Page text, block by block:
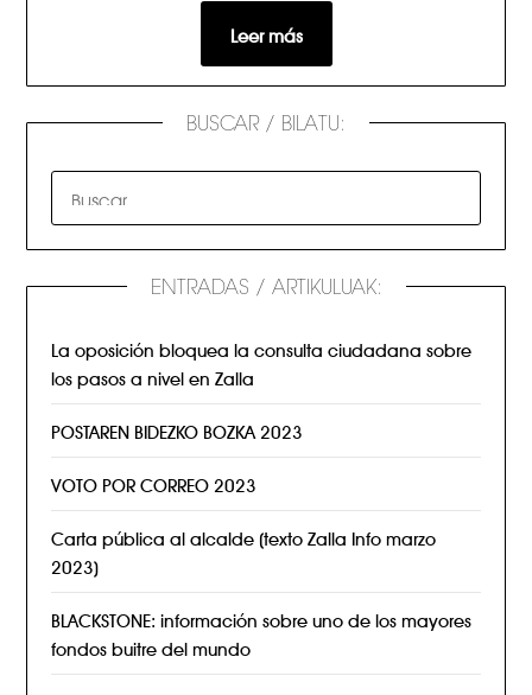
Leer más
BUSCAR / BILATU:
ENTRADAS / ARTIKULUAK:
La oposición bloquea la consulta ciudadana sobre
los pasos a nivel en Zalla
POSTAREN BIDEZKO BOZKA 2023
VOTO POR CORREO 2023
Carta pública al alcalde (texto Zalla Info marzo
2023)
BLACKSTONE: información sobre uno de los mayores
fondos buitre del mundo